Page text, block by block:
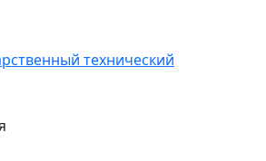
технический